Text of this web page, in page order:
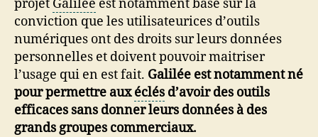
projet Galilée est notamment basé sur la
conviction que les utilisateurices d’outils
numériques ont des droits sur leurs données
personnelles et doivent pouvoir maitriser
l’usage qui en est fait. Galilée est notamment né
pour permettre auxéclés d’avoir des outils
efficaces sans donner leurs données à des
grands groupes commerciaux.